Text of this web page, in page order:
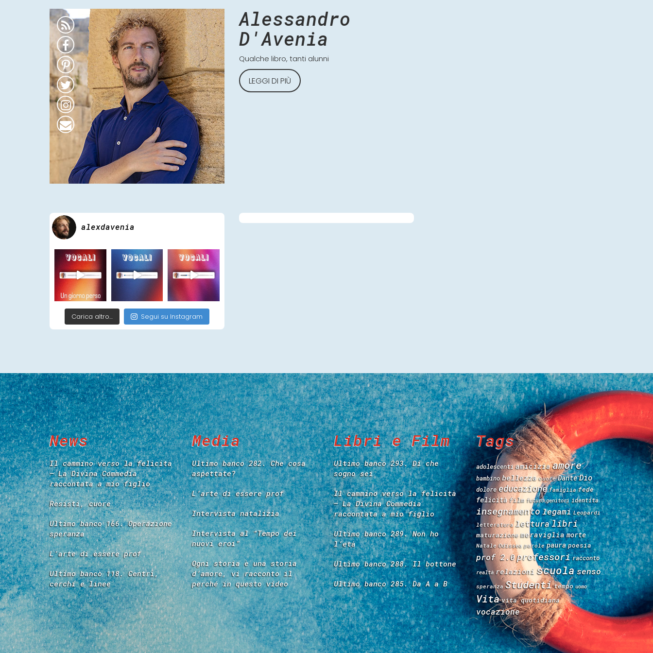
Alessandro
D'Avenia
Qualche libro, tanti alunni
LEGGI DI PIÙ
alexdavenia
Carica altro… Segui su Instagram
News
Il cammino verso la felicità
– La Divina Commedia
raccontata a mio figlio
Resisti, cuore
Ultimo banco 166. Operazione
speranza
L’arte di essere prof
Ultimo banco 118. Centri,
cerchi e linee
Media
Ultimo banco 282. Che cosa
aspettate?
L’arte di essere prof
Intervista natalizia
Intervista al “Tempo dei
nuovi eroi”
Ogni storia è una storia
d’amore, vi racconto il
perché in questo video
Libri e Film
Ultimo banco 293. Di che
sogno sei
Il cammino verso la felicità
– La Divina Commedia
raccontata a mio figlio
Ultimo banco 289. Non ho
l’età
Ultimo banco 288. Il bottone
Ultimo banco 285. Da A a B
Tags
adolescenti amicizia amore
bambino bellezza cuore Dante Dio
dolore educazione famiglia fede
felicità film futuro genitori identità
insegnamentolegami Leopardi
letteratura letturalibri
maturazione meraviglia morte
Natale Odissea parole paura poesia
prof 2.0professori racconto
realtà relazioni scuola senso
speranza Studenti tempo uomo
Vita vita quotidiana
vocazione